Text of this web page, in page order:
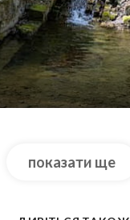
показати ще